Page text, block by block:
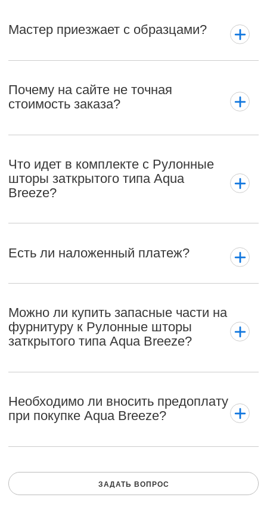
Мастер приезжает с образцами?
Почему на сайте не точная
стоимость заказа?
Что идет в комплекте с Рулонные
шторы заткрытого типа Aqua
Breeze?
Есть ли наложенный платеж?
Можно ли купить запасные части на
фурнитуру к Рулонные шторы
заткрытого типа Aqua Breeze?
Необходимо ли вносить предоплату
при покупке Aqua Breeze?
ЗАДАТЬ ВОПРОС